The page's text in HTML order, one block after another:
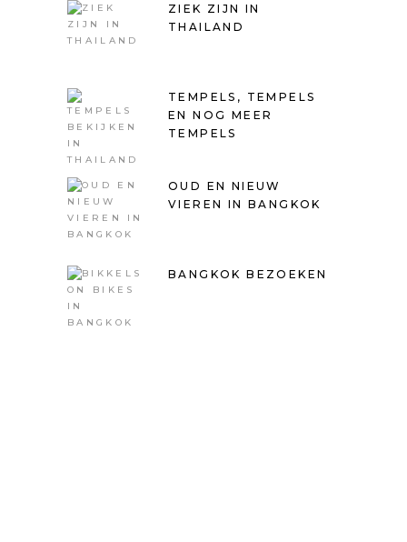
ZIEK ZIJN IN
THAILAND
TEMPELS, TEMPELS
EN NOG MEER
TEMPELS
OUD EN NIEUW
VIEREN IN BANGKOK
BANGKOK BEZOEKEN